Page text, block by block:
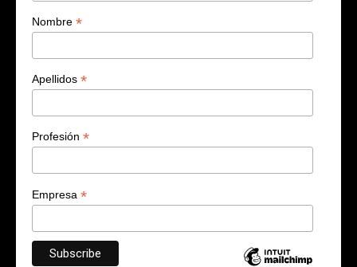
Nombre *
Apellidos *
Profesión *
Empresa *